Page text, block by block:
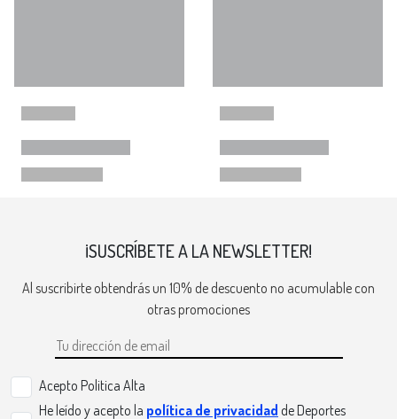
¡SUSCRÍBETE A LA NEWSLETTER!
Al suscribirte obtendrás un 10% de descuento no acumulable con
otras promociones
Acepto Politica Alta
He leído y acepto la política de privacidad de Deportes